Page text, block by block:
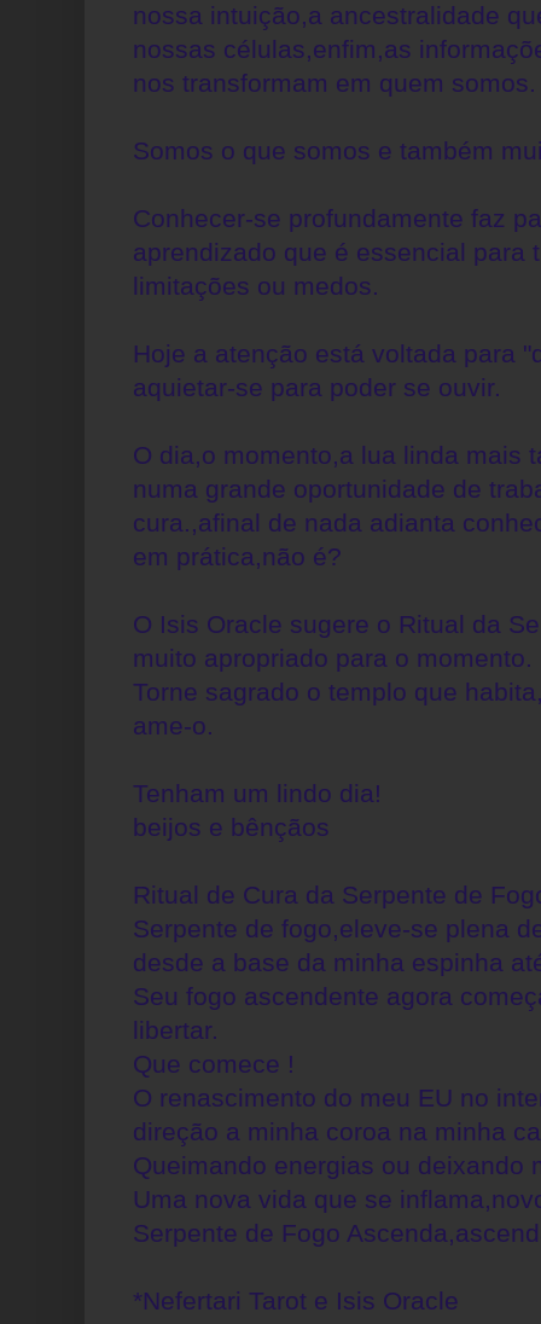
nossa intuição,a ancestralidade
nossas células,enfim,as
nos transformam em quem somos.
Somos o que somos e também
Conhecer-se profundamente faz
aprendizado que é essencial para
limitações ou medos.
Hoje a atenção está voltada para
aquietar-se para poder se ouvir.
O dia,o momento,a lua linda mais
numa grande oportunidade de
cura.,afinal de nada adianta
em prática,não é?
O Isis Oracle sugere o Ritual da
muito apropriado para o momento.
Torne sagrado o templo que
ame-o.
Tenham um lindo dia!
beijos e bênçãos
Ritual de Cura da Serpente de
Serpente de fogo,eleve-se plena
desde a base da minha espinha
Seu fogo ascendente agora
libertar.
Que comece !
O renascimento do meu EU no
direção a minha coroa na minha
Queimando energias ou deixando
Uma nova vida que se
Serpente de Fogo
*Nefertari Tarot e Isis Oracle